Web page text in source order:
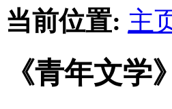
当前位置: 主
《青年文